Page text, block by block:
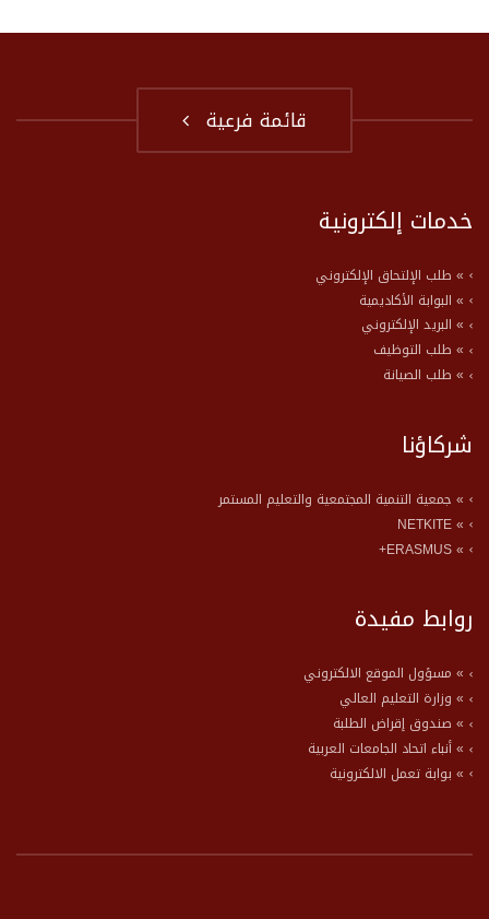
قائمة فرعية
خدمات إلكترونية
» طلب الإلتحاق الإلكتروني
» البوابة الأكاديمية
» البريد الإلكتروني
» طلب التوظيف
» طلب الصيانة
شركاؤنا
» جمعية التنمية المجتمعية والتعليم المستمر
» NETKITE
» ERASMUS+
روابط مفيدة
» مسؤول الموقع الالكتروني
» وزارة التعليم العالي
» صندوق إقراض الطلبة
» أنباء اتحاد الجامعات العربية
» بوابة تعمل الالكترونية